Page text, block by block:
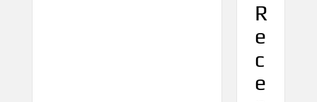
R
e
c
e